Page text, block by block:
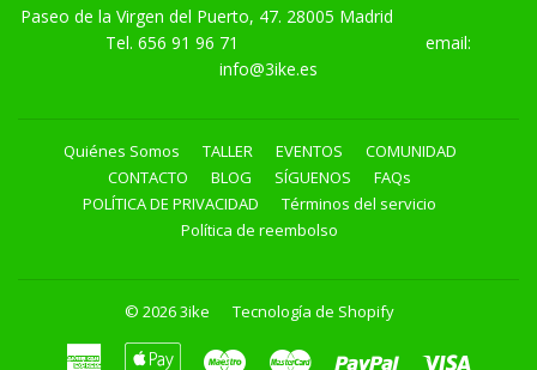
Paseo de la Virgen del Puerto, 47. 28005 Madrid
Tel. 656 91 96 71
email:
info@3ike.es
Quiénes Somos TALLER EVENTOS
COMUNIDAD
CONTACTO
BLOG SÍGUENOS
FAQs
POLÍTICA DE PRIVACIDAD
Términos del servicio
Política de reembolso
© 20263ike Tecnología de Shopify
American
Apple
Maestro Master Paypal